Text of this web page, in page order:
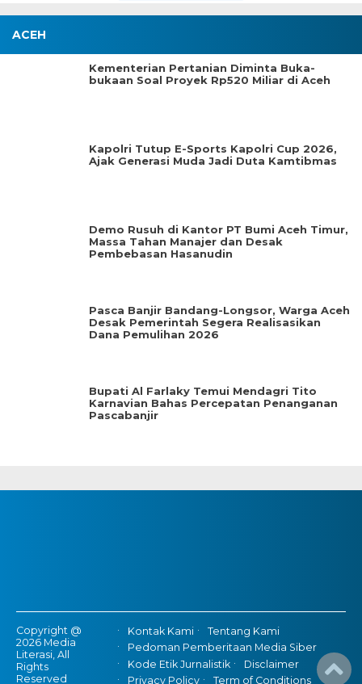
ACEH
Kementerian Pertanian Diminta Buka-
bukaan Soal Proyek Rp520 Miliar di Aceh
Kapolri Tutup E-Sports Kapolri Cup 2026,
Ajak Generasi Muda Jadi Duta Kamtibmas
Demo Rusuh di Kantor PT Bumi Aceh Timur,
Massa Tahan Manajer dan Desak
Pembebasan Hasanudin
Pasca Banjir Bandang-Longsor, Warga Aceh
Desak Pemerintah Segera Realisasikan
Dana Pemulihan 2026
Bupati Al Farlaky Temui Mendagri Tito
Karnavian Bahas Percepatan Penanganan
Pascabanjir
Copyright @
2026 Media
Literasi, All
Rights
Reserved
Kontak Kami
Tentang Kami
Pedoman Pemberitaan Media Siber
Kode Etik Jurnalistik
Disclaimer
Privacy Policy
Term of Conditions